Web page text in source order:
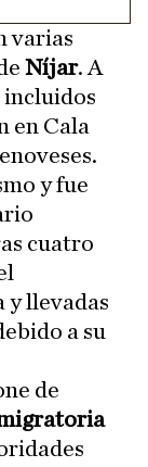
varias
Níjar. A
incluidos
en Cala
y fue
cuatro
y llevadas
a su
de